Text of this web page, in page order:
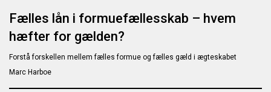
Fælles lån i formuefællesskab – hvem
hæfter for gælden?
Forstå forskellen mellem fælles formue og fælles gæld i ægteskabet
Marc Harboe